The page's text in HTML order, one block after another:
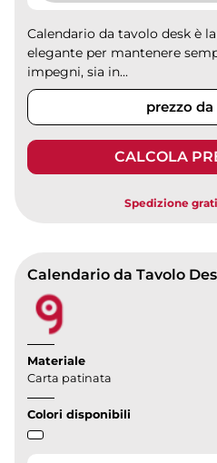
Calendario da tavolo desk è
elegante per mantenere
impegni, sia in...
prezzo
CALCOLA
Spedizione
Materiale
Carta patinata
Colori disponibili